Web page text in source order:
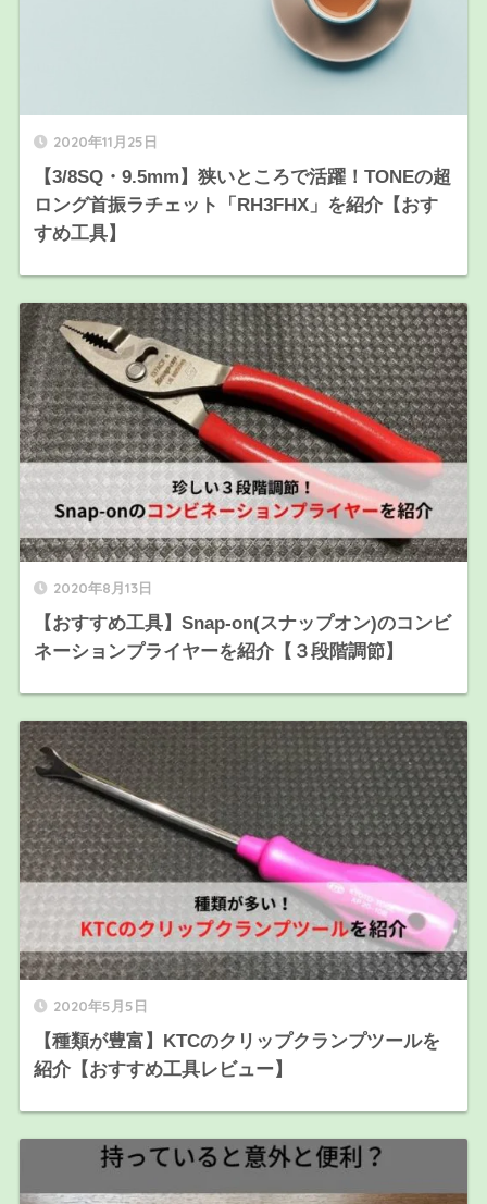
2020年11月25日
【3/8SQ・9.5mm】狭いところで活躍！TONEの超
ロング首振ラチェット「RH3FHX」を紹介【おす
すめ工具】
2020年8月13日
【おすすめ工具】Snap-on(スナップオン)のコンビ
ネーションプライヤーを紹介【３段階調節】
2020年5月5日
【種類が豊富】KTCのクリップクランプツールを
紹介【おすすめ工具レビュー】